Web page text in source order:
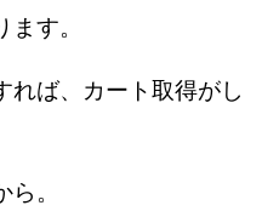
す。
れば、カート取得がし
。